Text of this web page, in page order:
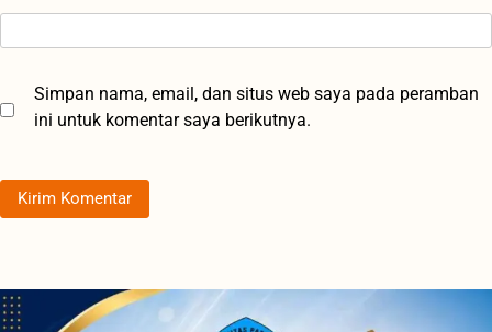
Simpan nama, email, dan situs web saya pada peramban
ini untuk komentar saya berikutnya.